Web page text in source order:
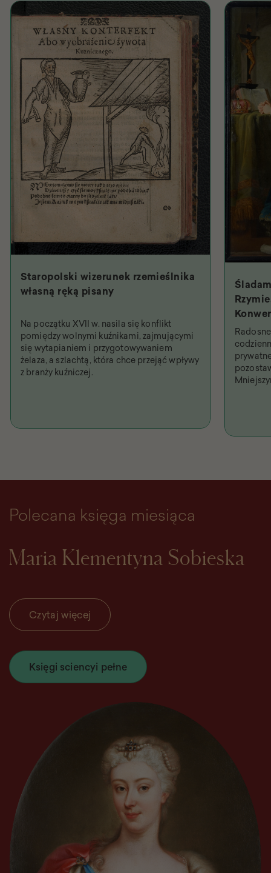
Staropolski wizerunek rzemieślnika
własną ręką pisany
Na początku XVII w. nasila się konflikt
pomiędzy wolnymi kuźnikami, zajmującymi
się wytapianiem i przygotowywaniem
żelaza, a szlachtą, która chce przejąć wpływy
z branży kuźniczej.
Polecana księga miesiąca
Maria Klementyna Sobieska
Czytaj więcej
Księgi sciencyi pełne